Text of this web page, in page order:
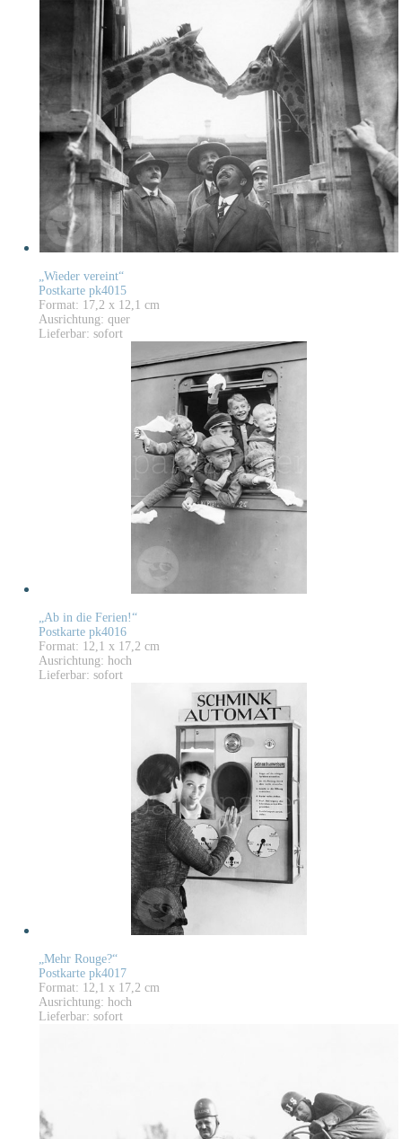
„Wieder vereint“
Postkarte pk4015
Format: 17,2 x 12,1 cm
Ausrichtung: quer
Lieferbar: sofort
„Ab in die Ferien!“
Postkarte pk4016
Format: 12,1 x 17,2 cm
Ausrichtung: hoch
Lieferbar: sofort
„Mehr Rouge?“
Postkarte pk4017
Format: 12,1 x 17,2 cm
Ausrichtung: hoch
Lieferbar: sofort